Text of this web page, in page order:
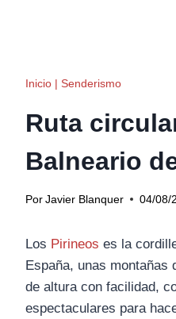
Inicio | Senderismo
Ruta
Balneario
Por Javier Blanquer 04/08/
Los Pirineos es la
España, unas montañas
de altura con facilidad,
espectaculares para